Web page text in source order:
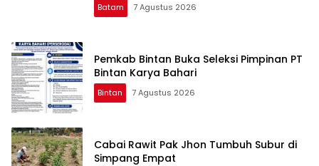
Batam 7 Agustus 2026
Pemkab Bintan Buka Seleksi Pimpinan PT
Bintan Karya Bahari
Bintan 7 Agustus 2026
Cabai Rawit Pak Jhon Tumbuh Subur di
Simpang Empat